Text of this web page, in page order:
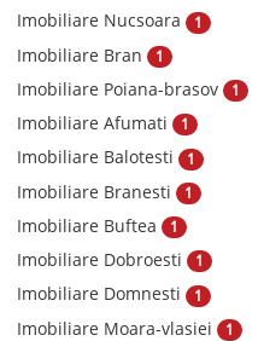
Imobiliare Nucsoara 1
Imobiliare Bran 1
Imobiliare Poiana-brasov 1
Imobiliare Afumati 1
Imobiliare Balotesti 1
Imobiliare Branesti 1
Imobiliare Buftea 1
Imobiliare Dobroesti 1
Imobiliare Domnesti 1
Imobiliare Moara-vlasiei 1